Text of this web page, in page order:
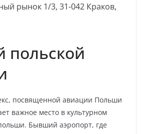
рынок 1/3, 31-042 Краков,
польской
посвященной авиации Польши
важное место в культурном
Бывший аэропорт, где